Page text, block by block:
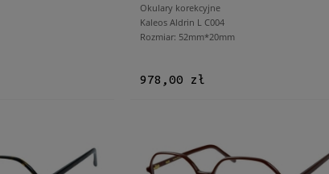
Okulary korekcyjne
Kaleos Aldrin L C004
Rozmiar: 52mm*20mm
978,00 zł